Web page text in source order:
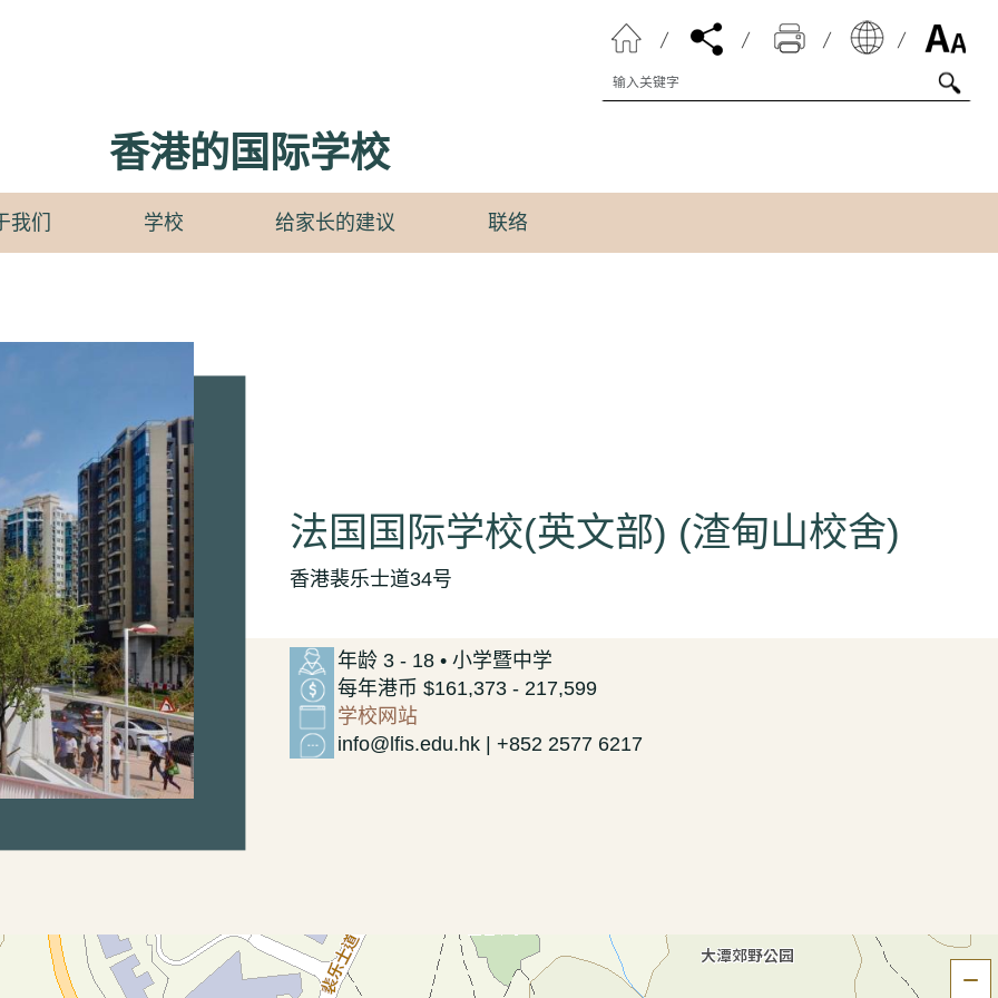
搜寻字串
香港的国际学校
我们 学校 给家长的建议 联络
法国国际学校(英文部) (渣甸山校舍)
香港裴乐士道34号
年龄 3 - 18 • 小学暨中学
每年港币 $161,373 - 217,599
学校网站
info@lfis.edu.hk | +852 2577 6217